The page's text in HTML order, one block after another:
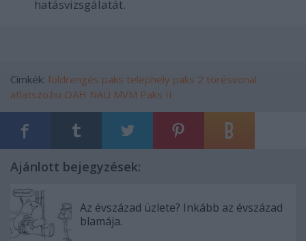
hatásvizsgálatát.
Címkék: földrengés paks telephely paks 2 törésvonal
atlatszo.hu OAH NAÜ MVM Paks II
Ajánlott bejegyzések:
Az évszázad üzlete? Inkább az évszázad
blamája.